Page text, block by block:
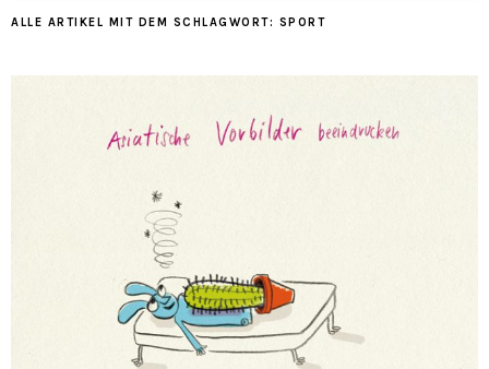
ALLE ARTIKEL MIT DEM SCHLAGWORT: SPORT